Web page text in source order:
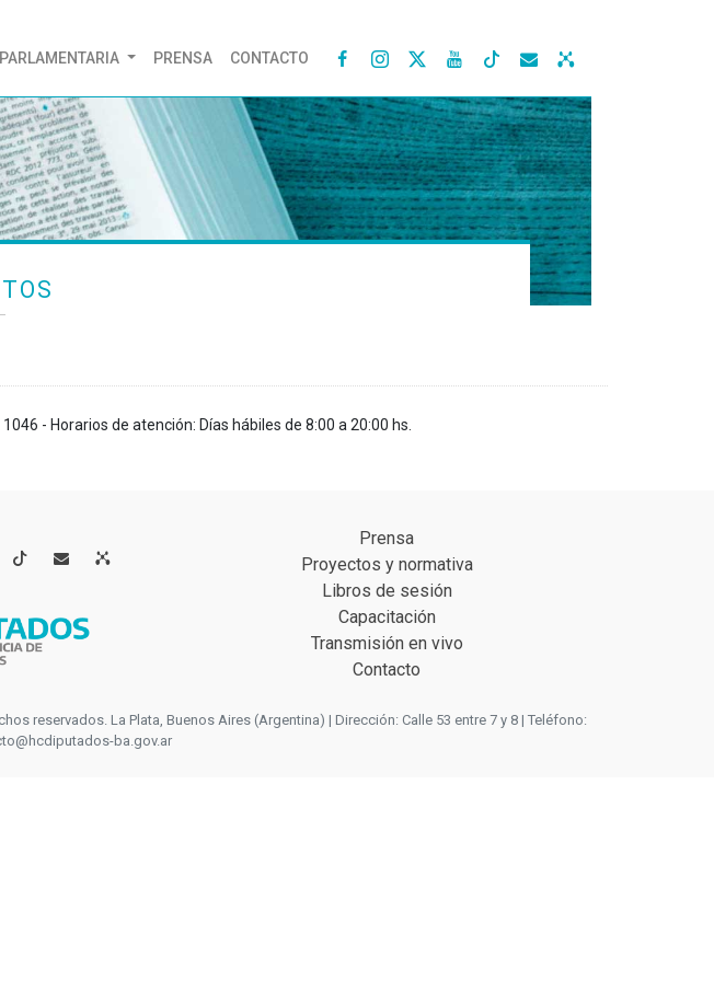
PRENSA CONTACTO    
- Horarios de atención: Días hábiles de 8:00 a 20:00 hs.
 
Prensa
Proyectos y normativa
Libros de sesión
Capacitación
Transmisión en vivo
Contacto
reservados. La Plata, Buenos Aires (Argentina) | Dirección: Calle 53 entre 7 y 8 | Teléfono:
ba.gov.ar